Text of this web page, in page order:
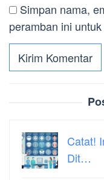
Simpan nama,
peramban ini
Catat!
Dit…